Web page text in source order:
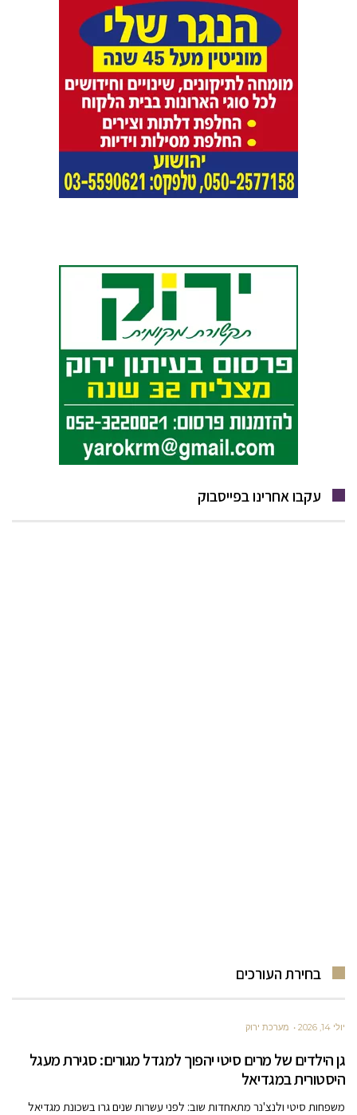
עקבו אחרינו בפייסבוק
בחירת העורכים
יולי 14, 2026 מערכת ירוק
גן הילדים של מרים סיטי יהפוך למגדל מגורים: סגירת מעגל
היסטורית במגדיאל
משפחות סיטי ולנצ'נר מתאחדות שוב: לפני עשרות שנים גרו בשכונת מגדיאל